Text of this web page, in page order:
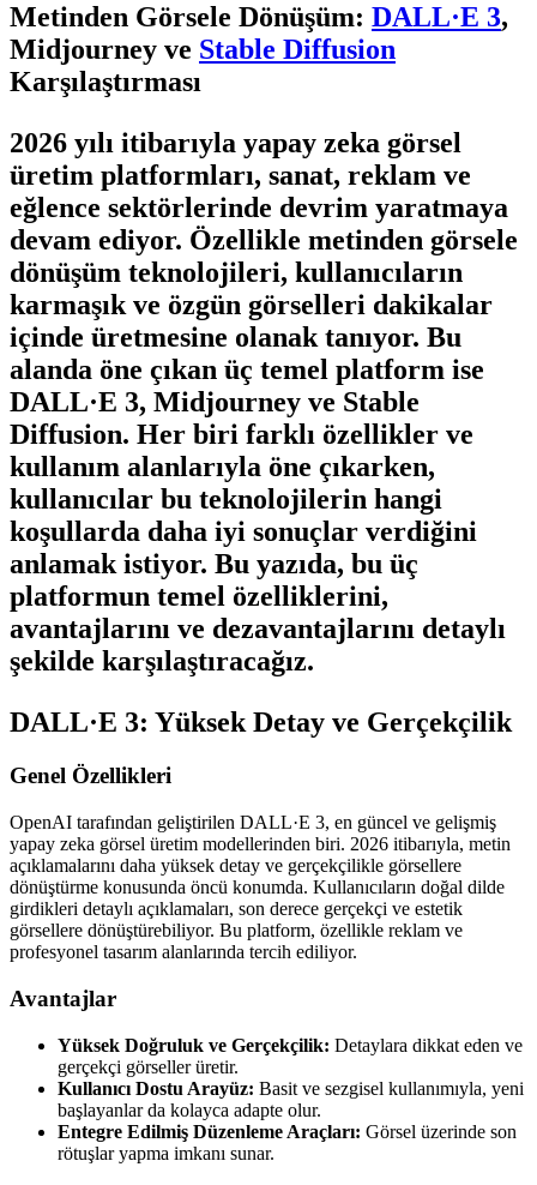
Metinden Görsele Dönüşüm: DALL·E 3,
Midjourney ve Stable Diffusion
Karşılaştırması
2026 yılı itibarıyla yapay zeka görsel
üretim platformları, sanat, reklam ve
eğlence sektörlerinde devrim yaratmaya
devam ediyor. Özellikle metinden görsele
dönüşüm teknolojileri, kullanıcıların
karmaşık ve özgün görselleri dakikalar
içinde üretmesine olanak tanıyor. Bu
alanda öne çıkan üç temel platform ise
DALL·E 3, Midjourney ve Stable
Diffusion. Her biri farklı özellikler ve
kullanım alanlarıyla öne çıkarken,
kullanıcılar bu teknolojilerin hangi
koşullarda daha iyi sonuçlar verdiğini
anlamak istiyor. Bu yazıda, bu üç
platformun temel özelliklerini,
avantajlarını ve dezavantajlarını detaylı
şekilde karşılaştıracağız.
DALL·E 3: Yüksek Detay ve Gerçekçilik
Genel Özellikleri
OpenAI tarafından geliştirilen DALL·E 3, en güncel ve gelişmiş
yapay zeka görsel üretim modellerinden biri. 2026 itibarıyla, metin
açıklamalarını daha yüksek detay ve gerçekçilikle görsellere
dönüştürme konusunda öncü konumda. Kullanıcıların doğal dilde
girdikleri detaylı açıklamaları, son derece gerçekçi ve estetik
görsellere dönüştürebiliyor. Bu platform, özellikle reklam ve
profesyonel tasarım alanlarında tercih ediliyor.
Avantajlar
Yüksek Doğruluk ve Gerçekçilik: Detaylara dikkat eden ve
gerçekçi görseller üretir.
Kullanıcı Dostu Arayüz: Basit ve sezgisel kullanımıyla, yeni
başlayanlar da kolayca adapte olur.
Entegre Edilmiş Düzenleme Araçları: Görsel üzerinde son
rötuşlar yapma imkanı sunar.